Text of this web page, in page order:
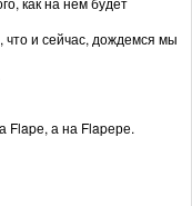
что и сейчас, дождемся мы
Flapе, а на Flapере.